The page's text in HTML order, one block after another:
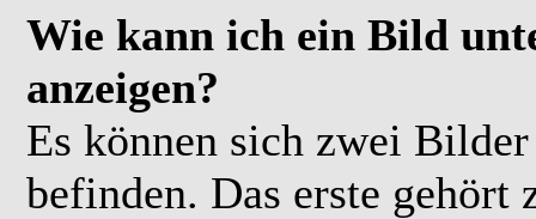
Wie kann ich ein Bild
anzeigen?
Es können sich zwei
befinden. Das erste gehört